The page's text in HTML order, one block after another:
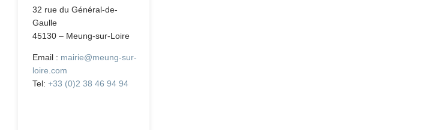
32 rue du Général-de-
Gaulle
45130 – Meung-sur-Loire
Email : mairie@meung-sur-
loire.com
Tel:+33 (0)2 38 46 94 94